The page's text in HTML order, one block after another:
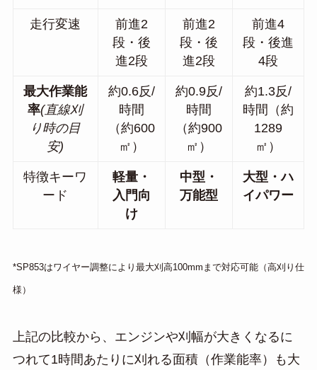
走行変速
前進2
段・後
進2段
前進2
段・後
進2段
前進4
段・後進
4段
最大作業能
率(直線刈
り時の目
安)
約0.6反/
時間
（約600
㎡）
約0.9反/
時間
（約900
㎡）
約1.3反/
時間（約
1289
㎡）
特徴キーワ
ード
軽量・
入門向
け
中型・
万能型
大型・ハ
イパワー
*SP853はワイヤー調整により最大刈高100mmまで対応可能（高刈り仕
様）
上記の比較から、エンジンや刈幅が大きくなるに
つれて1時間あたりに刈れる面積（作業能率）も大